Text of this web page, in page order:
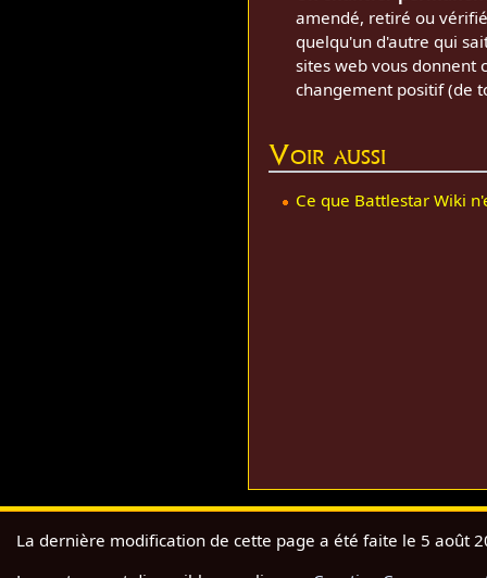
amendé, retiré ou
quelqu'un d'autre qui
sites web vous donnent
changement positif (de
Voir aussi
Ce que Battlestar Wiki
La dernière modification de cette page a été faite le 5 août